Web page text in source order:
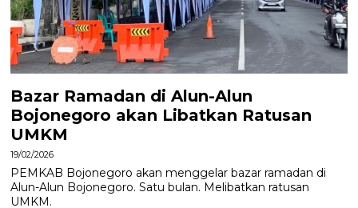
Bazar Ramadan di Alun-Alun
Bojonegoro akan Libatkan Ratusan
UMKM
19/02/2026
PEMKAB Bojonegoro akan menggelar bazar ramadan di
Alun-Alun Bojonegoro. Satu bulan. Melibatkan ratusan
UMKM.